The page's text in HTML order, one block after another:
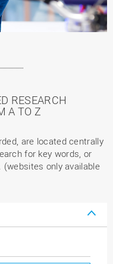
RESEARCH
A TO Z
are located centrally
for key words, or
only available